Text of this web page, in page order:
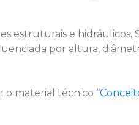
estruturais e
por altura,
o material técnico “